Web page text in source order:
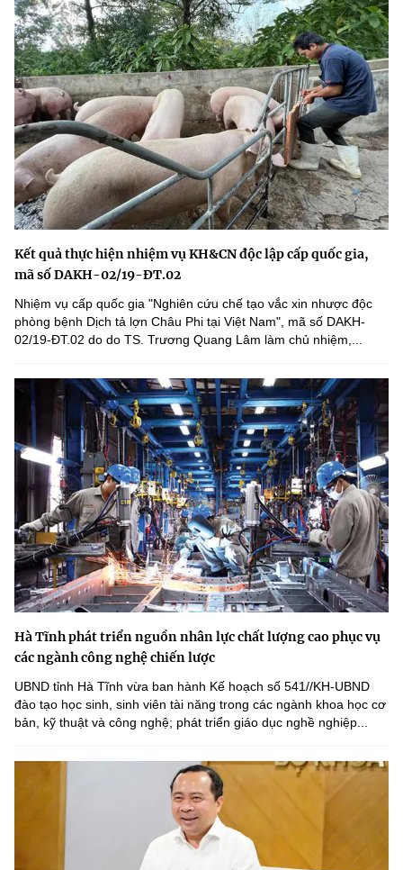
Kết quả thực hiện nhiệm vụ KH&CN độc lập cấp quốc gia,
mã số DAKH-02/19-ĐT.02
Nhiệm vụ cấp quốc gia "Nghiên cứu chế tạo vắc xin nhược độc
phòng bệnh Dịch tả lợn Châu Phi tại Việt Nam", mã số DAKH-
02/19-ĐT.02 do do TS. Trương Quang Lâm làm chủ nhiệm,...
Hà Tĩnh phát triển nguồn nhân lực chất lượng cao phục vụ
các ngành công nghệ chiến lược
UBND tỉnh Hà Tĩnh vừa ban hành Kế hoạch số 541//KH-UBND
đào tạo học sinh, sinh viên tài năng trong các ngành khoa học cơ
bản, kỹ thuật và công nghệ; phát triển giáo dục nghề nghiệp...